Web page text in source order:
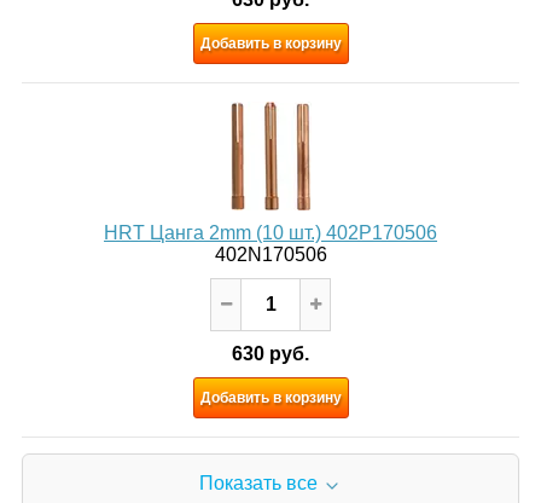
Добавить в корзину
HRT Цанга 2mm (10 шт.) 402P170506
402N170506
630 руб.
Добавить в корзину
Показать все